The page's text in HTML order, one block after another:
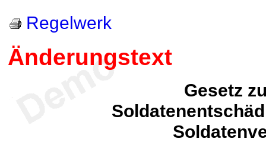
Regelwerk
Änderungstext
Gesetz